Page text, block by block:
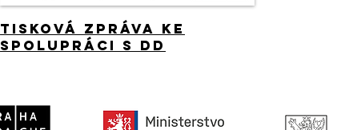
TISKOVÁ ZPRÁVA Ke
SPOLUPRÁCI S DD